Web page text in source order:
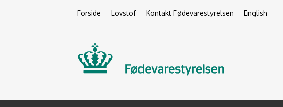
Forside Lovstof Kontakt Fødevarestyrelsen English